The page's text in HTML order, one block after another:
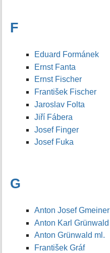
F
Eduard Formánek
Ernst Fanta
Ernst Fischer
František Fischer
Jaroslav Folta
Jiří Fábera
Josef Finger
Josef Fuka
G
Anton Josef Gmeiner
Anton Karl Grünwald
Anton Grünwald ml.
František Gráf